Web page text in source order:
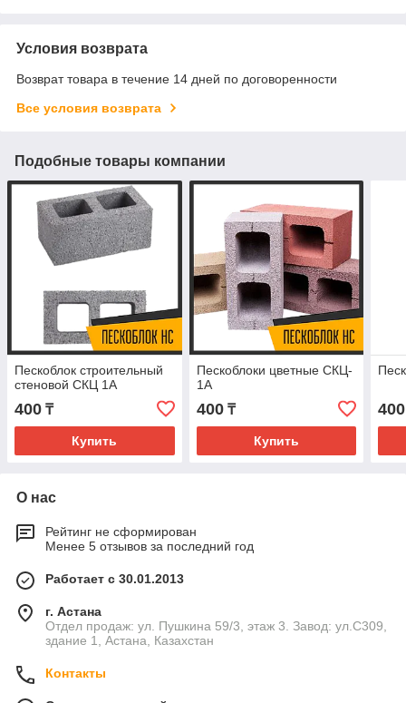
Условия возврата
Возврат товара в течение 14 дней по договоренности
Все условия возврата
Подобные товары компании
Пескоблок строительный
стеновой СКЦ 1А
400 ₸
Купить
Пескоблоки цветные СКЦ-
1А
400₸
Купить
400
О нас
Рейтинг не сформирован
Менее 5 отзывов за последний год
Работает с 30.01.2013
г. Астана
Отдел продаж: ул. Пушкина 59/3, этаж 3. Завод: ул.С309,
здание 1, Астана, Казахстан
Контакты